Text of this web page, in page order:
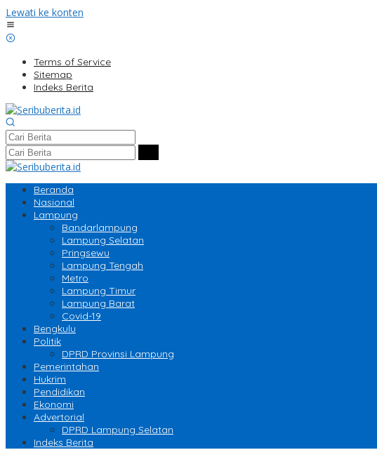
Lewati ke konten
Terms of Service
Sitemap
Indeks Berita
Beranda
Nasional
Lampung
Bandarlampung
Lampung Selatan
Pringsewu
Lampung Tengah
Metro
Lampung Timur
Lampung Barat
Covid-19
Bengkulu
Politik
DPRD Provinsi Lampung
Pemerintahan
Hukrim
Pendidikan
Ekonomi
Advertorial
DPRD Lampung Selatan
Indeks Berita